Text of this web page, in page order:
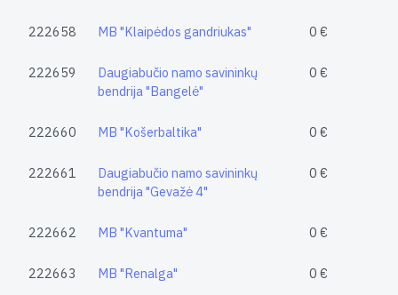
222658 MB "Klaipėdos gandriukas" 0 €
222659
Daugiabučio namo savininkų
bendrija "Bangelė"
0 €
222660 MB "Košerbaltika" 0 €
222661
Daugiabučio namo savininkų
bendrija "Gevažė 4"
0 €
222662 MB "Kvantuma" 0 €
222663 MB "Renalga" 0 €